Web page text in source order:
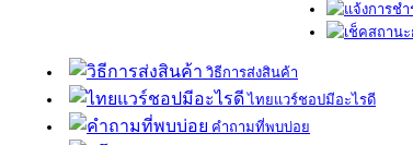
วิธีการส่งสินค้า
ไทยแวร์ชอปมีอะไรดี
คำถามที่พบบ่อย